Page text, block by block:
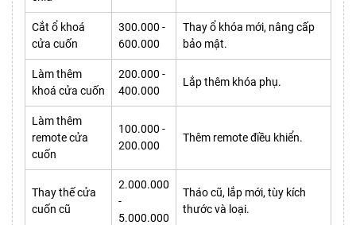
Cắt ổ khoá
cửa cuốn
300.000 -
600.000
Thay ổ khóa mới, nâng cấp
bảo mật.
Làm thêm
khoá cửa cuốn
200.000 -
400.000
Lắp thêm khóa phụ.
Làm thêm
remote cửa
cuốn
100.000 -
200.000
Thêm remote điều khiển.
Thay thế cửa
cuốn cũ
2.000.000
-
5.000.000
Tháo cũ, lắp mới, tùy kích
thước và loại.